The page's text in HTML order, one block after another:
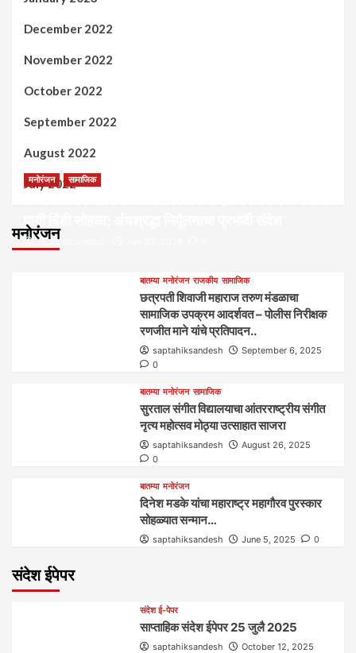
December 2022
November 2022
October 2022
September 2022
August 2022
July 2022
मनोरंजन
मनोरंजन सामाजिक
पायी दिंडी सोहळा; अंधश्रद्धा निर्मूलनाचा प्रभावी संदेश
saptahiksandesh
बातम्या मनोरंजन राजकीय सामाजिक
छत्रपती शिवाजी महाराज तरुण मंडळाचा
सामाजिक उपक्रम आदर्शवत – पोलीस निरीक्षक
रणजीत माने यांचे प्रतिपादन..
saptahiksandesh
September 6, 2025
0
बातम्या मनोरंजन सामाजिक
सुरताल संगीत विद्यालयाचा आंतरराष्ट्रीय संगीत
नृत्य महोत्सव मोठ्या उत्साहात साजरा
saptahiksandesh
August 26, 2025
0
बातम्या मनोरंजन
दिनेश मडके यांचा महाराष्ट्र महागौरव‌ पुरस्कार‌‌‌
सोहळ्यात सन्मान…
saptahiksandesh June 5, 2025 0
संदेश ईपेपर
संदेश ई-पेपर
साप्ताहिक संदेश ईपेपर 25 जुलै 2025
saptahiksandesh
October 12, 2025